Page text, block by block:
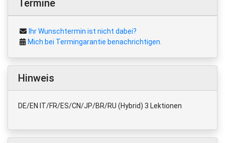
Termine
Ihr Wunschtermin ist nicht dabei?
Mich bei Termingarantie benachrichtigen.
Hinweis
DE/EN IT/FR/ES/CN/JP/BR/RU (Hybrid) 3 Lektionen